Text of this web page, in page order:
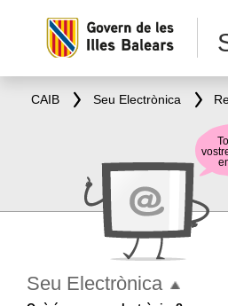
CAIB Seu Electrònica
Seu Electrònica